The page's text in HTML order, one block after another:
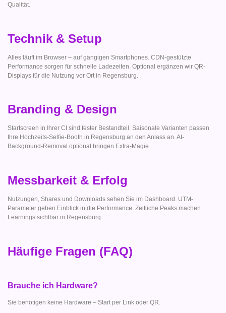
Qualität.
Technik & Setup
Alles läuft im Browser – auf gängigen Smartphones. CDN-gestützte
Performance sorgen für schnelle Ladezeiten. Optional ergänzen wir QR-
Displays für die Nutzung vor Ort in Regensburg.
Branding & Design
Startscreen in Ihrer CI sind fester Bestandteil. Saisonale Varianten passen
Ihre Hochzeits-Selfie-Booth in Regensburg an den Anlass an. AI-
Background-Removal optional bringen Extra-Magie.
Messbarkeit & Erfolg
Nutzungen, Shares und Downloads sehen Sie im Dashboard. UTM-
Parameter geben Einblick in die Performance. Zeitliche Peaks machen
Learnings sichtbar in Regensburg.
Häufige Fragen (FAQ)
Brauche ich Hardware?
Sie benötigen keine Hardware – Start per Link oder QR.